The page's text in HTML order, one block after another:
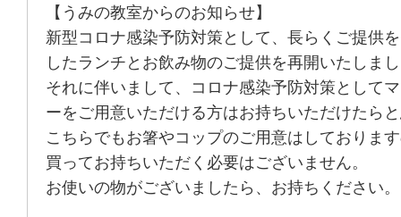
【うみの教室からのお知らせ】
新型コロナ感染予防対策として、長らくご提供
したランチとお飲み物のご提供を再開いたしま
それに伴いまして、コロナ感染予防対策として
ーをご用意いただける方はお持ちいただけたら
こちらでもお箸やコップのご用意はしておりま
買ってお持ちいただく必要はございません。
お使いの物がございましたら、お持ちください。